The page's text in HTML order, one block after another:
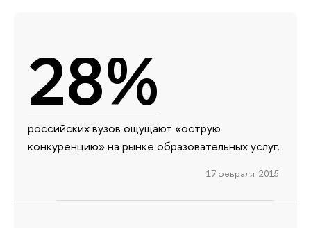
28%
российских вузов ощущают «острую
конкуренцию» на рынке образовательных услуг.
17 февраля 2015